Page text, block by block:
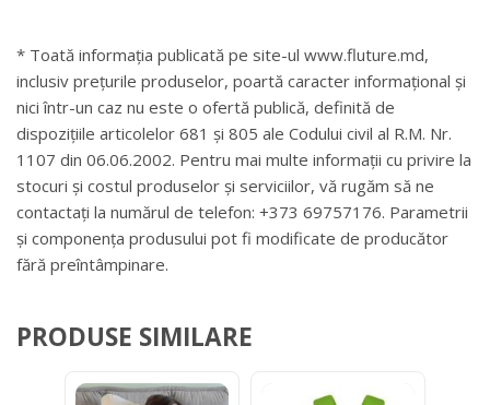
* Toată informația publicată pe site-ul www.fluture.md,
inclusiv prețurile produselor, poartă caracter informațional și
nici într-un caz nu este o ofertă publică, definită de
dispozițiile articolelor 681 și 805 ale Codului civil al R.M. Nr.
1107 din 06.06.2002. Pentru mai multe informații cu privire la
stocuri și costul produselor și serviciilor, vă rugăm să ne
contactați la numărul de telefon: +373 69757176. Parametrii
și componența produsului pot fi modificate de producător
fără preîntâmpinare.
PRODUSE SIMILARE